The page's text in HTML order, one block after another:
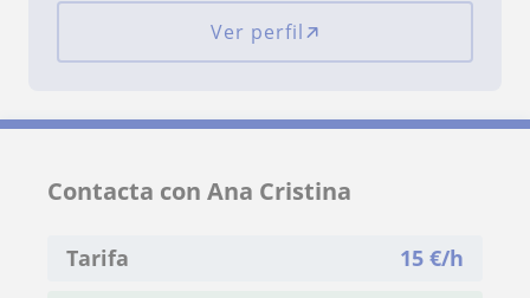
Ver perfil
Contacta con Ana Cristina
Tarifa 15 €/h